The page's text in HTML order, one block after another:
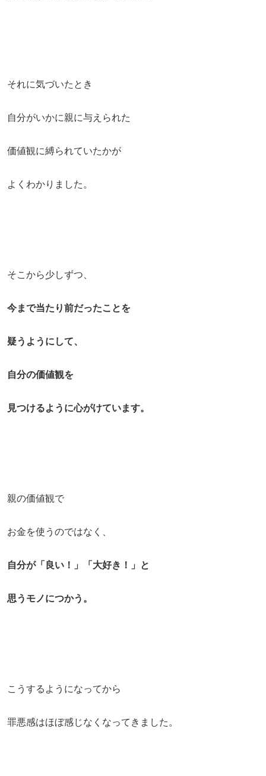
それに気づいたとき
自分がいかに親に与えられた
価値観に縛られていたかが
よくわかりました。
そこから少しずつ、
今まで当たり前だったことを
疑うようにして、
自分の価値観を
見つけるように心がけています。
親の価値観で
お金を使うのではなく、
自分が「良い！」「大好き！」と
思うモノにつかう。
こうするようになってから
罪悪感はほぼ感じなくなってきました。